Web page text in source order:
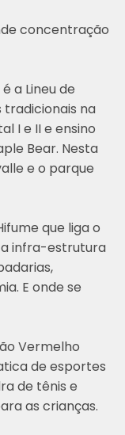
concentração
a Lineu de
na
I e II e ensino
Bear. Nesta
e o parque
que liga o
infra-estrutura
E onde se
Vermelho
de esportes
de tênis e
as crianças.